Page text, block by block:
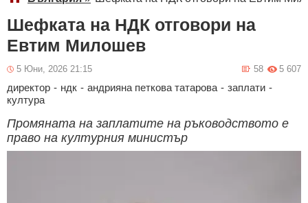
Шефката на НДК отговори на
Евтим Милошев
5 Юни, 2026 21:15 5 607
58
директор - ндк - андрияна петкова татарова - заплати -
култура
Промяната на заплатите на ръководството е
право на културния министър